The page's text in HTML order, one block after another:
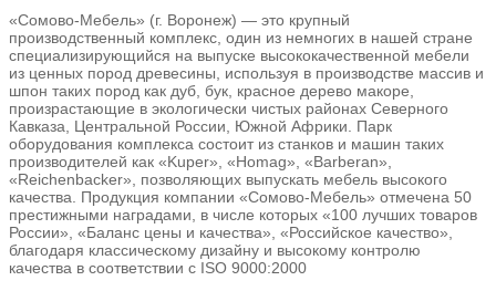
«Сомово-Мебель» (г. Воронеж) — это крупный
производственный комплекс, один из немногих в нашей стране
специализирующийся на выпуске высококачественной мебели
из ценных пород древесины, используя в производстве массив и
шпон таких пород как дуб, бук, красное дерево макоре,
произрастающие в экологически чистых районах Северного
Кавказа, Центральной России, Южной Африки. Парк
оборудования комплекса состоит из станков и машин таких
производителей как «Kuper», «Homag», «Barberan»,
«Reichenbacker», позволяющих выпускать мебель высокого
качества. Продукция компании «Сомово-Мебель» отмечена 50
престижными наградами, в числе которых «100 лучших товаров
России», «Баланс цены и качества», «Российское качество»,
благодаря классическому дизайну и высокому контролю
качества в соответствии с ISO 9000:2000